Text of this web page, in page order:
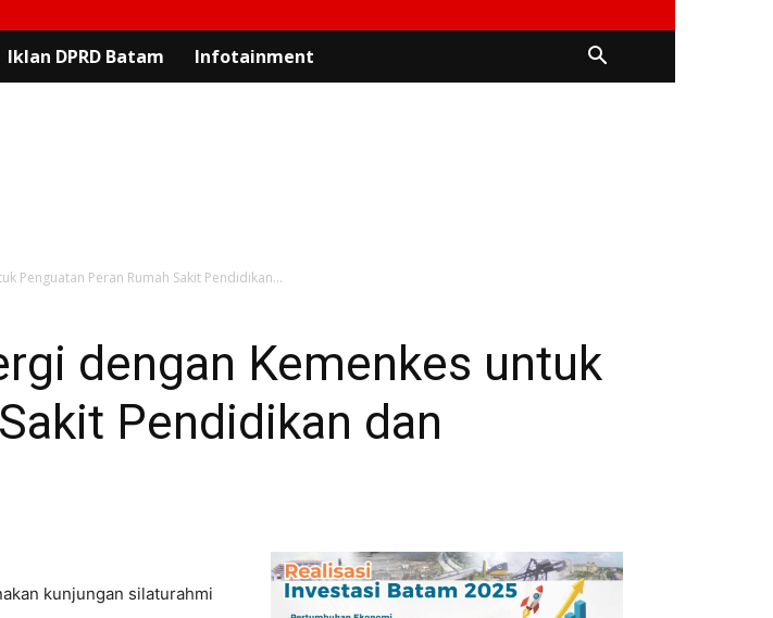
Iklan DPRD Batam Infotainment
Penguatan Peran Rumah Sakit Pendidikan...
dengan Kemenkes untuk
Pendidikan dan
kunjungan silaturahmi